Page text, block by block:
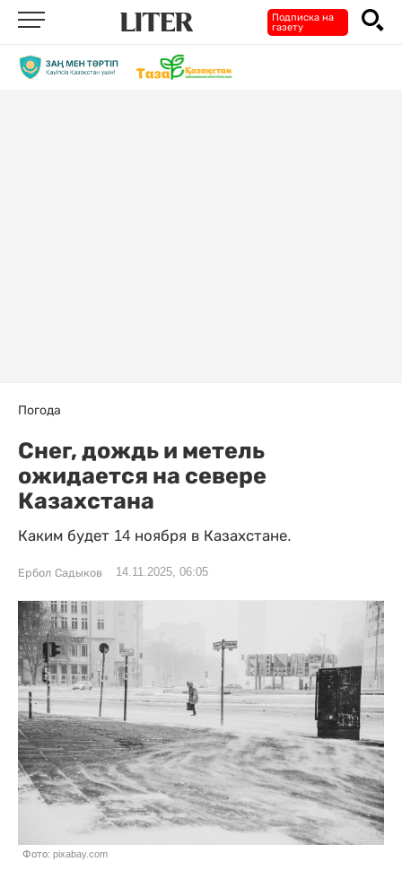
Подписка на
газету
Погода
Снег, дождь и метель
ожидается на севере
Казахстана
Каким будет 14 ноября в Казахстане.
Ербол Садыков 14.11.2025, 06:05
Фото: pixabay.com